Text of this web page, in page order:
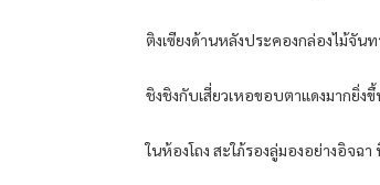
ติงเซียงด้านหลังประคองกล่องไม้จั
ชิงชิงกับเสี่ยวเหอขอบตาแดงมากยิ่ง
ในห้องโถง สะใภ้รองลู่มองอย่างอิจฉ